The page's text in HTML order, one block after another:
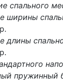
спального
ширины
длины
пружинный